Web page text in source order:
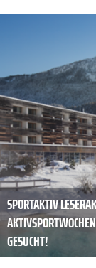
SPORTAKTIV
GESUCHT!